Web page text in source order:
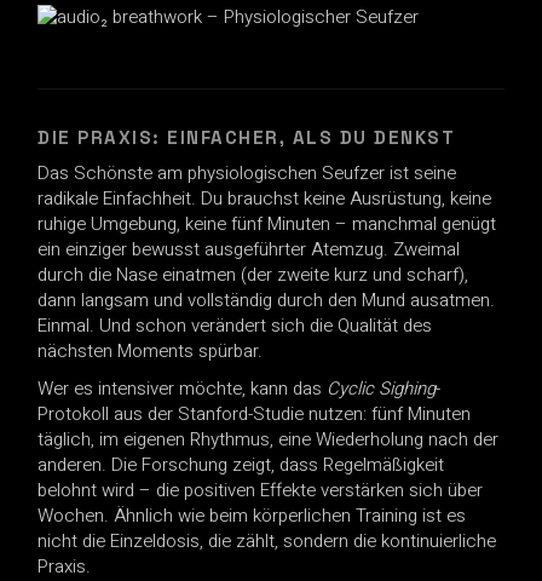
DIE PRAXIS: EINFACHER, ALS DU DENKST
Das Schönste am physiologischen Seufzer ist seine
radikale Einfachheit. Du brauchst keine Ausrüstung, keine
ruhige Umgebung, keine fünf Minuten – manchmal genügt
ein einziger bewusst ausgeführter Atemzug. Zweimal
durch die Nase einatmen (der zweite kurz und scharf),
dann langsam und vollständig durch den Mund ausatmen.
Einmal. Und schon verändert sich die Qualität des
nächsten Moments spürbar.
Wer es intensiver möchte, kann das Cyclic Sighing-
Protokoll aus der Stanford-Studie nutzen: fünf Minuten
täglich, im eigenen Rhythmus, eine Wiederholung nach der
anderen. Die Forschung zeigt, dass Regelmäßigkeit
belohnt wird – die positiven Effekte verstärken sich über
Wochen. Ähnlich wie beim körperlichen Training ist es
nicht die Einzeldosis, die zählt, sondern die kontinuierliche
Praxis.